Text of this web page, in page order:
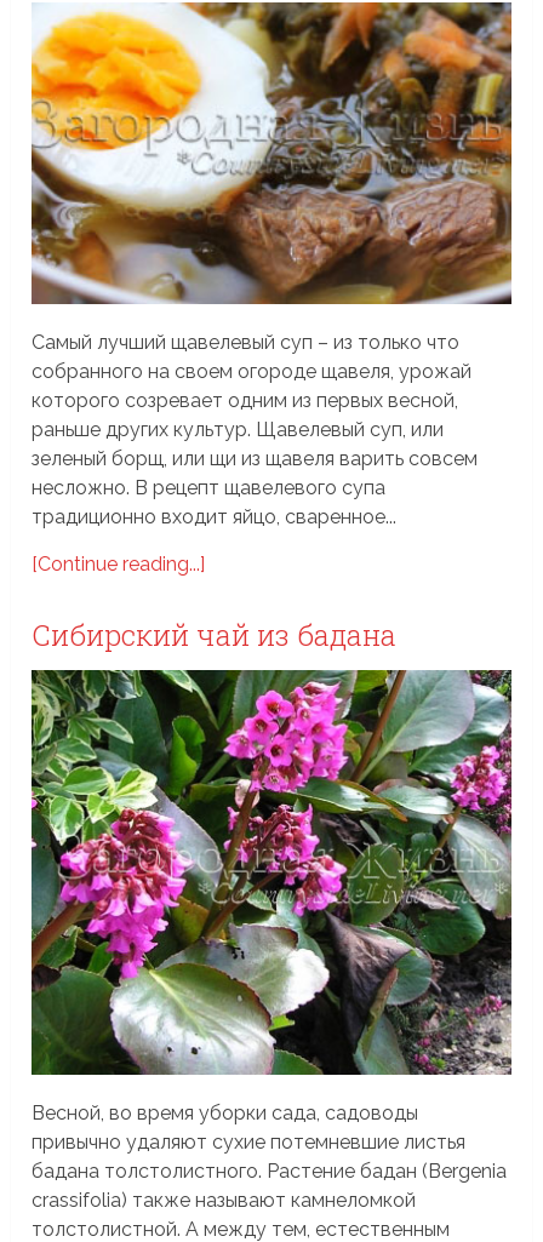
Самый лучший щавелевый суп – из только что
собранного на своем огороде щавеля, урожай
которого созревает одним из первых весной,
раньше других культур. Щавелевый суп, или
зеленый борщ, или щи из щавеля варить совсем
несложно. В рецепт щавелевого супа
традиционно входит яйцо, сваренное...
[Continue reading...]
Сибирский чай из бадана
Весной, во время уборки сада, садоводы
привычно удаляют сухие потемневшие листья
бадана толстолистного. Растение бадан (Bergenia
crassifolia) также называют камнеломкой
толстолистной. А между тем, естественным